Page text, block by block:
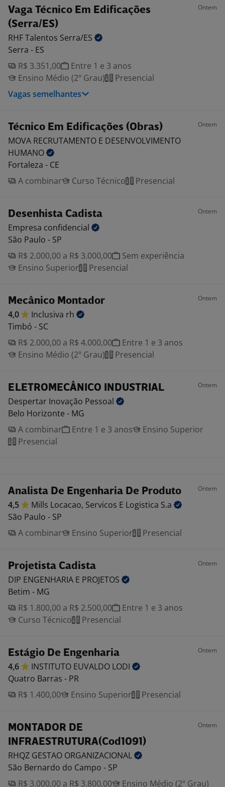
Vaga Técnico Em Edificações
(Serra/ES)
Ontem
RHF Talentos Serra/ES
Serra - ES
R$ 3.351,00
Entre 1 e 3 anos
Ensino Médio (2º Grau)
Presencial
Vagas semelhantes
Técnico Em Edificações (Obras) Ontem
MOVA RECRUTAMENTO E DESENVOLVIMENTO
HUMANO
Fortaleza - CE
A combinar
Curso Técnico Presencial
Desenhista Cadista Ontem
Empresa confidencial
São Paulo - SP
R$ 2.000,00 a R$ 3.000,00
Sem experiência
Ensino Superior
Presencial
Mecânico Montador Ontem
4,0 Inclusiva rh
Timbó - SC
R$ 2.000,00 a R$ 4.000,00
Entre 1 e 3 anos
Ensino Médio (2º Grau)
Presencial
ELETROMECÂNICO INDUSTRIAL Ontem
Despertar Inovação Pessoal
Belo Horizonte - MG
A combinar
Entre 1 e 3 anos
Ensino Superior
Presencial
Analista De Engenharia De Produto Ontem
4,5 Mills Locacao, Servicos E Logistica S.a
São Paulo - SP
A combinar
Ensino Superior Presencial
Projetista Cadista Ontem
DIP ENGENHARIA E PROJETOS
Betim - MG
R$ 1.800,00 a R$ 2.500,00
Entre 1 e 3 anos
Curso Técnico
Presencial
Estágio De Engenharia Ontem
4,6 INSTITUTO EUVALDO LODI
Quatro Barras - PR
R$ 1.400,00
Ensino Superior Presencial
MONTADOR DE
INFRAESTRUTURA(Cod1091)
Ontem
RHQZ GESTAO ORGANIZACIONAL
São Bernardo do Campo - SP
R$ 3.000,00 a R$ 3.800,00
Ensino Médio (2º Grau)